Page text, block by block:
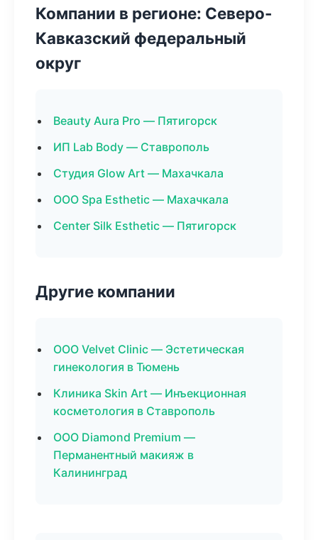
Компании в регионе: Северо-
Кавказский федеральный
округ
Beauty Aura Pro — Пятигорск
ИП Lab Body — Ставрополь
Студия Glow Art — Махачкала
ООО Spa Esthetic — Махачкала
Center Silk Esthetic — Пятигорск
Другие компании
ООО Velvet Clinic — Эстетическая
гинекология в Тюмень
Клиника Skin Art — Инъекционная
косметология в Ставрополь
ООО Diamond Premium —
Перманентный макияж в
Калининград